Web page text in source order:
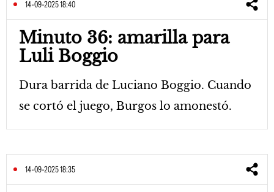
14-09-2025 18:40
Minuto 36: amarilla para
Luli Boggio
Dura barrida de Luciano Boggio. Cuando
se cortó el juego, Burgos lo amonestó.
14-09-2025 18:35